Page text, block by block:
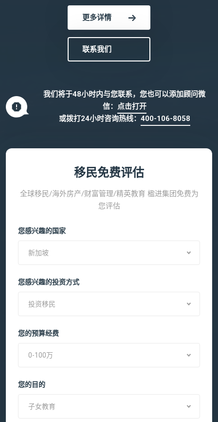
更多详情
联系我们
我们将于48小时内与您联系，您也可以添加顾问微
信： 点击打开
或拨打24小时咨询热线： 400-106-8058
移民免费评估
全球移民/海外房产/财富管理/精英教育 楹进集团免费为
您评估
您感兴趣的国家
新加坡
您感兴趣的投资方式
投资移民
您的预算经费
0-100万
您的目的
子女教育